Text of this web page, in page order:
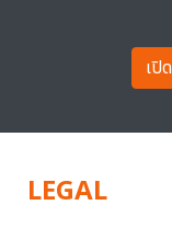
เปิ
LEGAL